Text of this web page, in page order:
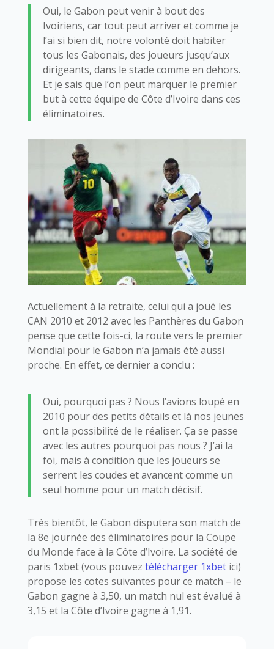
Oui, le Gabon peut venir à bout des
Ivoiriens, car tout peut arriver et comme je
l’ai si bien dit, notre volonté doit habiter
tous les Gabonais, des joueurs jusqu’aux
dirigeants, dans le stade comme en dehors.
Et je sais que l’on peut marquer le premier
but à cette équipe de Côte d’Ivoire dans ces
éliminatoires.
Actuellement à la retraite, celui qui a joué les
CAN 2010 et 2012 avec les Panthères du Gabon
pense que cette fois-ci, la route vers le premier
Mondial pour le Gabon n’a jamais été aussi
proche. En effet, ce dernier a conclu :
Oui, pourquoi pas ? Nous l’avions loupé en
2010 pour des petits détails et là nos jeunes
ont la possibilité de le réaliser. Ça se passe
avec les autres pourquoi pas nous ? J’ai la
foi, mais à condition que les joueurs se
serrent les coudes et avancent comme un
seul homme pour un match décisif.
Très bientôt, le Gabon disputera son match de
la 8e journée des éliminatoires pour la Coupe
du Monde face à la Côte d’Ivoire. La société de
paris 1xbet (vous pouvez télécharger 1xbetici)
propose les cotes suivantes pour ce match – le
Gabon gagne à 3,50, un match nul est évalué à
3,15 et la Côte d’Ivoire gagne à 1,91.